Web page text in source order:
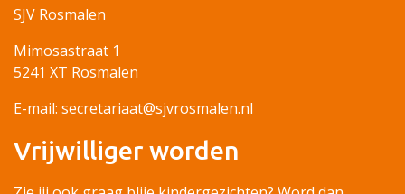
SJV Rosmalen
Mimosastraat 1
5241 XT Rosmalen
E-mail: secretariaat@sjvrosmalen.nl
Vrijwilliger worden